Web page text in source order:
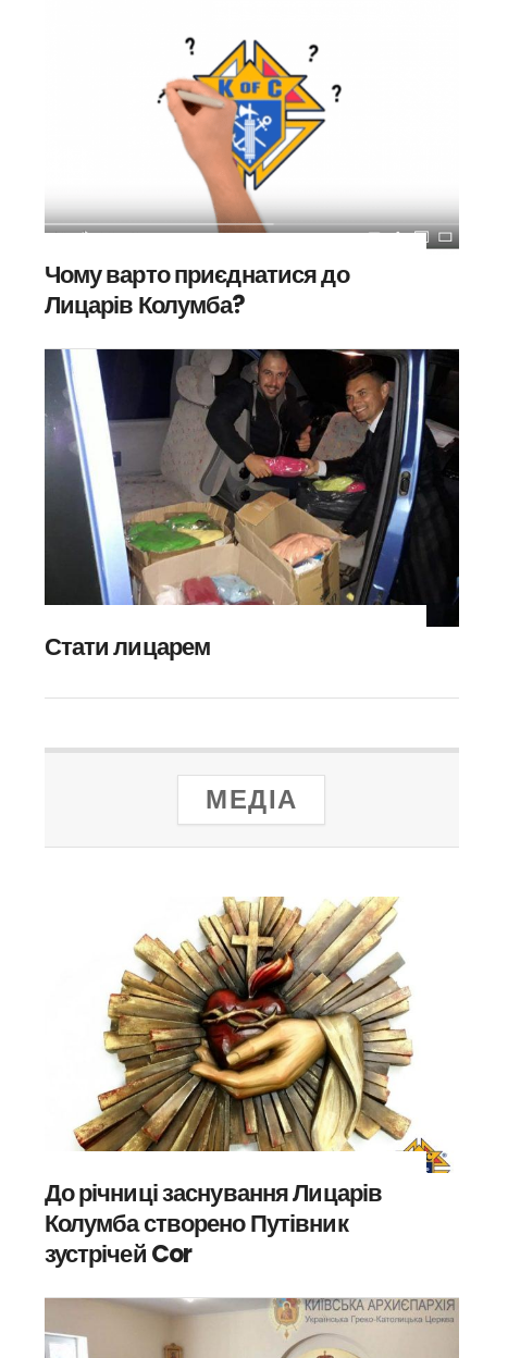
Чому варто приєднатися до
Лицарів Колумба?
Стати лицарем
МЕДІА
До річниці заснування Лицарів
Колумба створено Путівник
зустрічей Cor